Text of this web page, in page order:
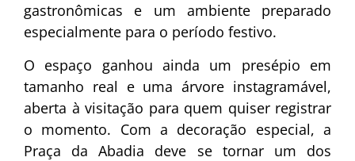
gastronômicas e um ambiente preparado
especialmente para o período festivo.
O espaço ganhou ainda um presépio em
tamanho real e uma árvore instagramável,
aberta à visitação para quem quiser registrar
o momento. Com a decoração especial, a
Praça da Abadia deve se tornar um dos